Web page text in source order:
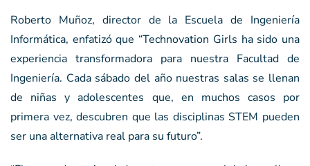
Roberto Muñoz, director de la Escuela de Ingeniería
Informática, enfatizó que “Technovation Girls ha sido una
experiencia transformadora para nuestra Facultad de
Ingeniería. Cada sábado del año nuestras salas se llenan
de niñas y adolescentes que, en muchos casos por
primera vez, descubren que las disciplinas STEM pueden
ser una alternativa real para su futuro”.